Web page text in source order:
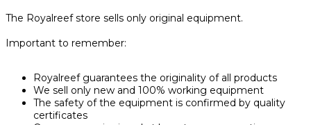
The Royalreef store sells only original equipment.
Important to remember:
Royalreef guarantees the originality of all products
We sell only new and 100% working equipment
The safety of the equipment is confirmed by quality
certificates